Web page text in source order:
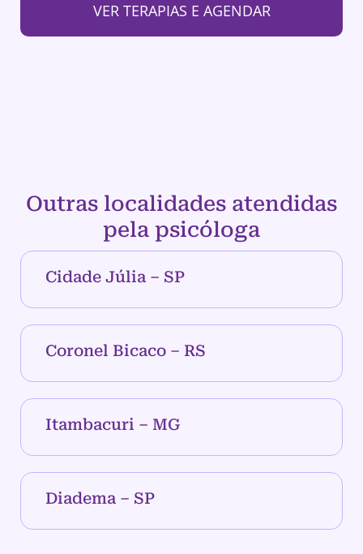
VER TERAPIAS E AGENDAR
Outras localidades atendidas
pela psicóloga
Cidade Júlia – SP
Coronel Bicaco – RS
Itambacuri – MG
Diadema – SP